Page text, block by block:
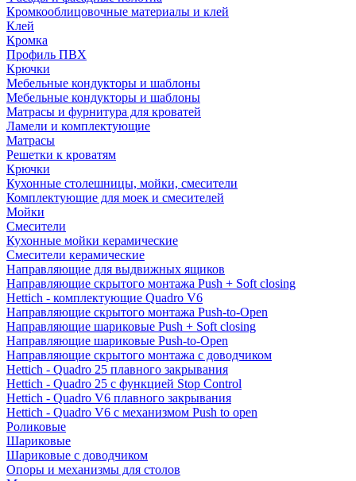
Кромкооблицовочные материалы и клей
Клей
Кромка
Профиль ПВХ
Крючки
Мебельные кондукторы и шаблоны
Мебельные кондукторы и шаблоны
Матрасы и фурнитура для кроватей
Ламели и комплектующие
Матрасы
Решетки к кроватям
Крючки
Кухонные столешницы, мойки, смесители
Комплектующие для моек и смесителей
Мойки
Смесители
Кухонные мойки керамические
Смесители керамические
Направляющие для выдвижных ящиков
Направляющие скрытого монтажа Push + Soft closing
Hettich - комплектующие Quadro V6
Направляющие скрытого монтажа Push-to-Open
Направляющие шариковые Push + Soft closing
Направляющие шариковые Push-to-Open
Направляющие скрытого монтажа с доводчиком
Hettich - Quadro 25 плавного закрывания
Hettich - Quadro 25 с функцией Stop Control
Hettich - Quadro V6 плавного закрывания
Hettich - Quadro V6 с механизмом Push to open
Роликовые
Шариковые
Шариковые с доводчиком
Опоры и механизмы для столов